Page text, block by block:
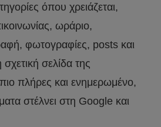
όπου χρειάζεται,
ωράριο,
φωτογραφίες, posts και
σελίδα της
πλήρες και ενημερωμένο,
στέλνει στη Google και